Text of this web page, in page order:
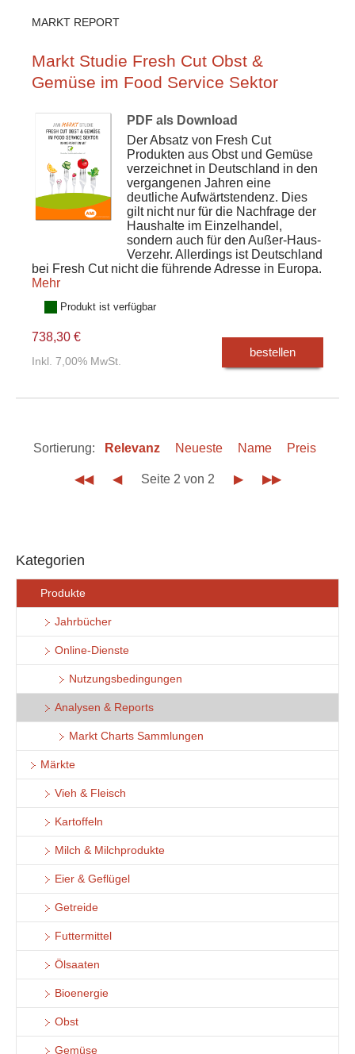
MARKT REPORT
Markt Studie Fresh Cut Obst &
Gemüse im Food Service Sektor
PDF als Download
Der Absatz von Fresh Cut
Produkten aus Obst und Gemüse
verzeichnet in Deutschland in den
vergangenen Jahren eine
deutliche Aufwärtstendenz. Dies
gilt nicht nur für die Nachfrage der
Haushalte im Einzelhandel,
sondern auch für den Außer-Haus-
Verzehr. Allerdings ist Deutschland
bei Fresh Cut nicht die führende Adresse in Europa.
Mehr
Produkt ist verfügbar
738,30 €
Inkl. 7,00% MwSt.
bestellen
Sortierung: Relevanz Neueste Name Preis
◀◀ ◀ Seite 2 von 2 ▶ ▶▶
Kategorien
Produkte
Jahrbücher
Online-Dienste
Nutzungsbedingungen
Analysen & Reports
Markt Charts Sammlungen
Märkte
Vieh & Fleisch
Kartoffeln
Milch & Milchprodukte
Eier & Geflügel
Getreide
Futtermittel
Ölsaaten
Bioenergie
Obst
Gemüse